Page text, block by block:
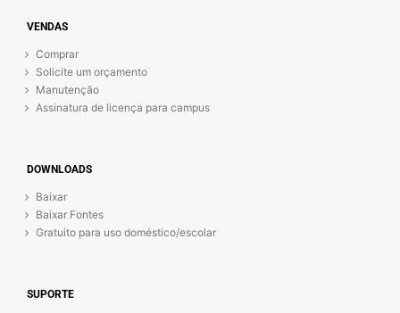
VENDAS
Comprar
Solicite um orçamento
Manutenção
Assinatura de licença para campus
DOWNLOADS
Baixar
Baixar Fontes
Gratuito para uso doméstico/escolar
SUPORTE